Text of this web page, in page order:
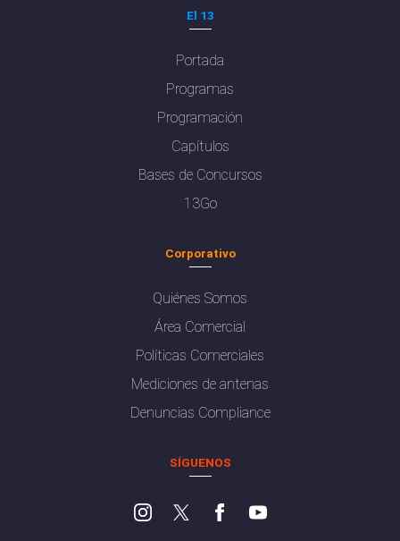
El 13
Portada
Programas
Programación
Capítulos
Bases de Concursos
13Go
Corporativo
Quiénes Somos
Área Comercial
Políticas Comerciales
Mediciones de antenas
Denuncias Compliance
SÍGUENOS